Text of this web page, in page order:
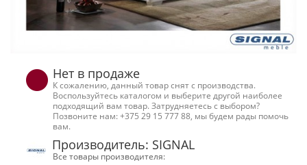
Нет в продаже
К сожалению, данный товар снят с производства.
Воспользуйтесь каталогом и выберите другой наиболее
подходящий вам товар. Затрудняетесь с выбором?
Позвоните нам: +375 29 15 777 88, мы будем рады помочь
вам.
Производитель: SIGNAL
Все товары производителя: